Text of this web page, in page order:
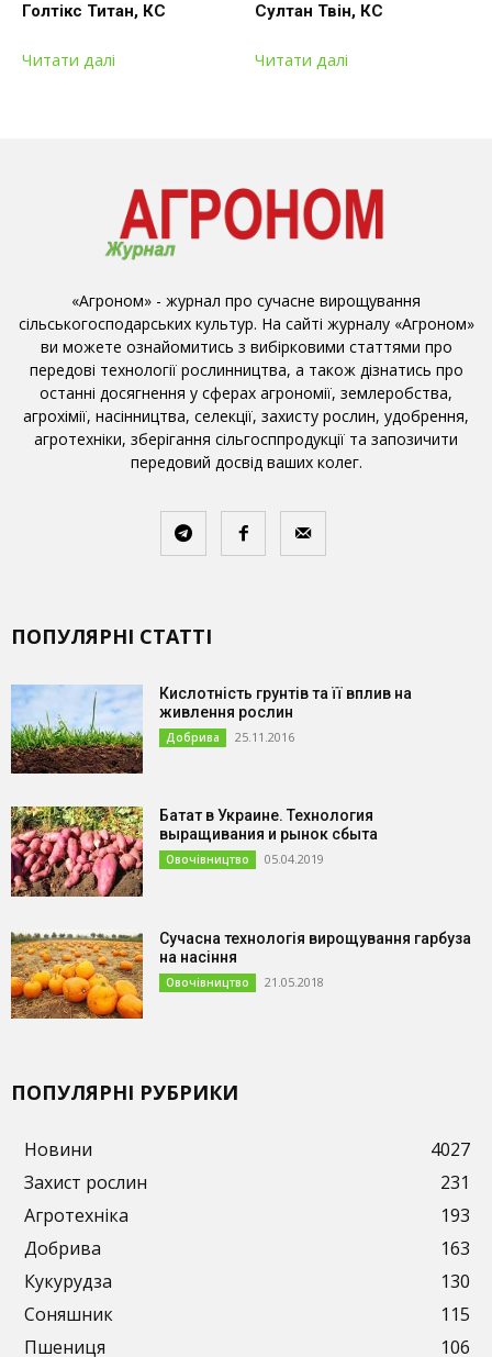
Голтікс Титан, КС
Читати далі
Султан Твін, КС
Читати далі
«Агроном» - журнал про сучасне вирощування
сільськогосподарських культур. На сайті журналу «Агроном»
ви можете ознайомитись з вибірковими статтями про
передові технології рослинництва, а також дізнатись про
останні досягнення у сферах агрономії, землеробства,
агрохімії, насінництва, селекції, захисту рослин, удобрення,
агротехніки, зберігання сільгосппродукції та запозичити
передовий досвід ваших колег.
ПОПУЛЯРНІ СТАТТІ
Кислотність грунтів та її вплив на
живлення рослин
Добрива 25.11.2016
Батат в Украине. Технология
выращивания и рынок сбыта
Овочівництво 05.04.2019
Сучасна технологія вирощування гарбуза
на насіння
Овочівництво 21.05.2018
ПОПУЛЯРНІ РУБРИКИ
Новини
4027
Захист рослин
231
Агротехніка
193
Добрива
163
Кукурудза
130
Соняшник
115
Пшениця
106